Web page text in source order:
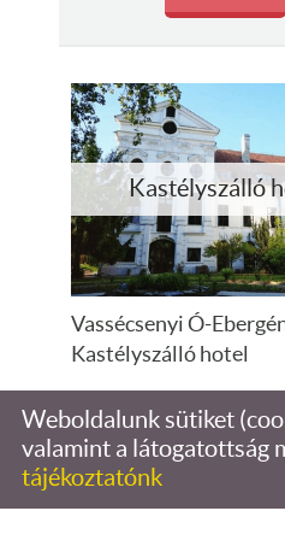
Kastélyszálló
Vassécsenyi Ó-
Kastélyszálló hotel
RÉSZLETEK
© 2026 - Soós
Weboldalunk sütiket
valamint a látogatottság
tájékoztatónk